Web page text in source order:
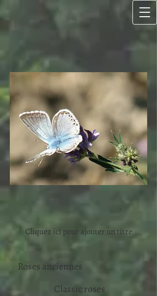
Cliquez ici pour ajouter un titre
Roses anciennes
Classic roses